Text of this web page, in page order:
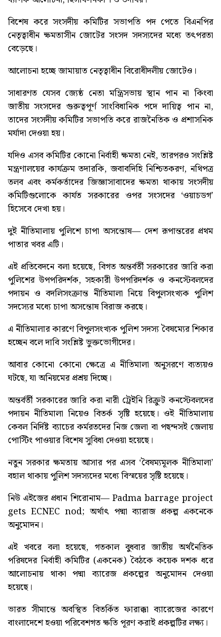
বিশেষ করে সংসদীয় কমিটির সভাপতি পদ পেতে বিএনপির
নেতৃত্বাধীন ক্ষমতাসীন জোটের সংসদ সদস্যদের মধ্যে তৎপরতা
বেড়েছে।
আলোচনা হচ্ছে জামায়াত নেতৃত্বাধীন বিরোধীদলীয় জোটেও।
সাধারণত যেসব জ্যেষ্ঠ নেতা মন্ত্রিসভায় স্থান পান না কিংবা
জাতীয় সংসদের গুরুত্বপূর্ণ সাংবিধানিক পদে দায়িত্ব পান না,
তাদের সংসদীয় কমিটির সভাপতি করে রাজনৈতিক ও প্রশাসনিক
মর্যাদা দেওয়া হয়।
যদিও এসব কমিটির কোনো নির্বাহী ক্ষমতা নেই, তারপরও সংশ্লিষ্ট
মন্ত্রণালয়ের কার্যক্রম তদারকি, জবাবদিহি নিশ্চিতকরণ, নথিপত্র
তলব এবং কর্মকর্তাদের জিজ্ঞাসাবাদের ক্ষমতা থাকায় সংসদীয়
কমিটিগুলোকে কার্যত সরকারের ওপর সংসদের ‘ওয়াচডগ’
হিসেবে দেখা হয়।
দুই নীতিমালায় পুলিশে চাপা অসন্তোষ— দেশ রূপান্তরের প্রথম
পাতার খবর এটি।
এই প্রতিবেদনে বলা হয়েছে, বিগত অন্তর্বর্তী সরকারের জারি করা
পুলিশের উপপরিদর্শক, সহকারী উপপরিদর্শক ও কনস্টেবলদের
পদায়ন ও বদলিসংক্রান্ত নীতিমালা নিয়ে বিপুলসংখ্যক পুলিশ
সদস্যের মধ্যে চাপা অসন্তোষ বিরাজ করছে।
এ নীতিমালার কারণে বিপুলসংখ্যক পুলিশ সদস্য বৈষম্যের শিকার
হচ্ছেন বলে দাবি সংশ্লিষ্ট ভুক্তভোগীদের।
আবার কোনো কোনো ক্ষেত্রে এ নীতিমালা অনুসরণে ব্যত্যয়ও
ঘটছে, যা অনিয়মের প্রশ্রয় দিচ্ছে।
অন্তর্বর্তী সরকারের জারি করা নারী ট্রেইনি রিক্রুট কনস্টেবলদের
পদায়ন নীতিমালা নিয়েও বিতর্ক সৃষ্টি হয়েছে। ওই নীতিমালায়
কেবল নির্দিষ্ট ব্যাচের কর্মরতদের নিজ জেলা বা পছন্দসই জেলায়
পোস্টিং পাওয়ার বিশেষ সুবিধা দেওয়া হয়েছে।
নতুন সরকার ক্ষমতায় আসার পর এসব ‘বৈষম্যমূলক নীতিমালা’
বহাল থাকায় পুলিশ সদস্যদের মধ্যে বিস্ময়ের সৃষ্টি হয়েছে।
নিউ এইজের প্রধান শিরোনাম— Padma barrage project
gets ECNEC nod; অর্থাৎ পদ্মা ব্যারাজ প্রকল্প একনেকে
অনুমোদন।
এই খবরে বলা হয়েছে, গতকাল বুধবার জাতীয় অর্থনৈতিক
পরিষদের নির্বাহী কমিটির (একনেক) বৈঠকে কয়েক দশক ধরে
আলোচনায় থাকা পদ্মা ব্যারেজ প্রকল্পের অনুমোদন দেওয়া
হয়েছে।
ভারত সীমান্তে অবস্থিত বিতর্কিত ফারাক্কা ব্যারেজের কারণে
বাংলাদেশে হওয়া পরিবেশগত ক্ষতি পূরণ করাই প্রকল্পটির লক্ষ্য।